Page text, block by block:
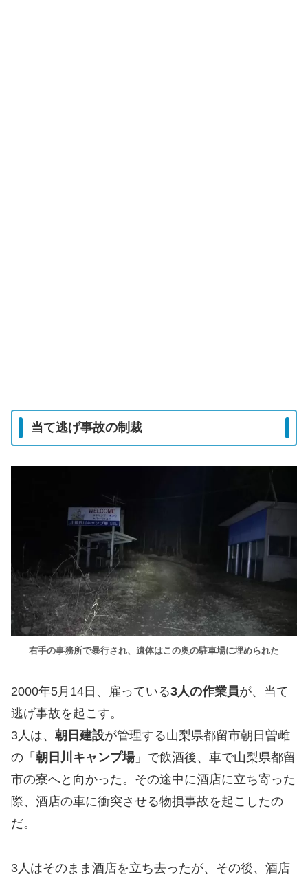
当て逃げ事故の制裁
右手の事務所で暴行され、遺体はこの奥の駐車場に埋められた
2000年5月14日、雇っている3人の作業員が、当て
逃げ事故を起こす。
3人は、 朝日建設が管理する山梨県都留市朝日曽雌
の「 朝日川キャンプ場」で飲酒後、車で山梨県都留
市の寮へと向かった。その途中に酒店に立ち寄った
際、酒店の車に衝突させる物損事故を起こしたの
だ。
3人はそのまま酒店を立ち去ったが、その後、酒店